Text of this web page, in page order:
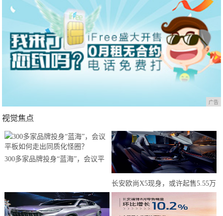
广告
视觉焦点
300多家品牌投身“蓝海”，会议平
长安欧尚X5现身，或许起售5.55万
元？年轻人有了新选择